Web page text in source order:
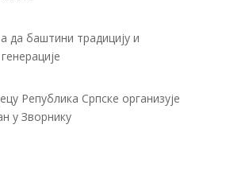
да баштини традицију и
Република Српске организује
у Зворнику